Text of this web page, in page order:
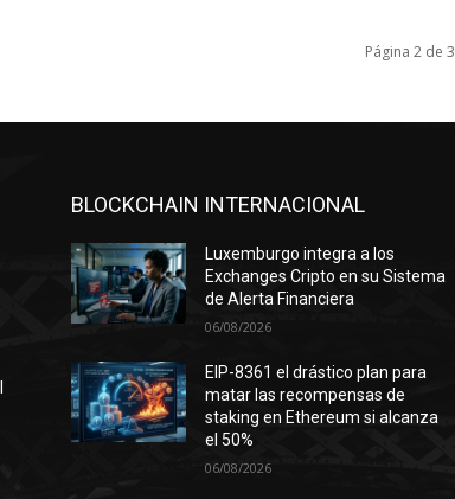
Página 2 de 3
BLOCKCHAIN INTERNACIONAL
Luxemburgo integra a los
Exchanges Cripto en su Sistema
de Alerta Financiera
06/08/2026
EIP-8361 el drástico plan para
matar las recompensas de
staking en Ethereum si alcanza
el 50%
06/08/2026